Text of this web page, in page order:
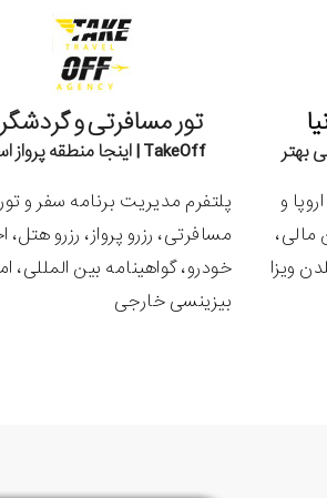
تور مسافرتی و
TakeOff | اینجا منطقه پرواز است
پلتفرم مدیریت برنامه سفر و
مسافرتی، رزرو پرواز، رزرو هتل،
خودرو، گواهینامه بین المللی،
بیزینسی خارجی
بهتر
و
ویزا